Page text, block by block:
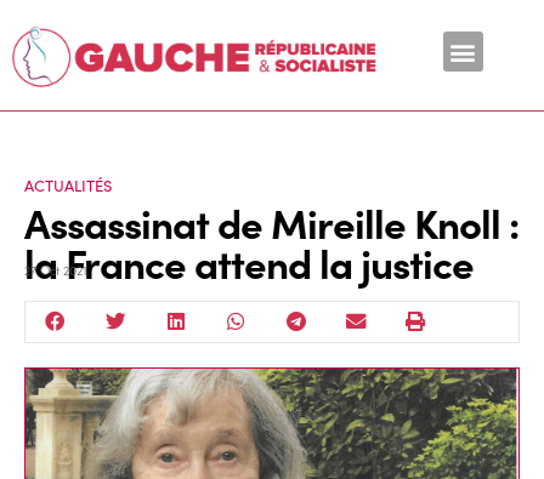
ACTUALITÉS
Assassinat de Mireille Knoll :
la France attend la justice
27 Oct 2021